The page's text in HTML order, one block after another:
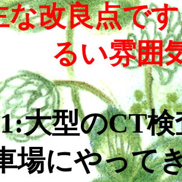
な改良点で
るい雰囲
大型のCT
場にやって